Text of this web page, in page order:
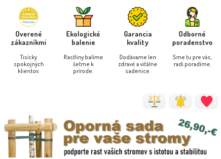
Overené
zákazníkmi
Tisícky
spokojných
klientov.
Ekologické
balenie
Rastliny balíme
šetrne k
prírode.
Garancia
kvality
Dodávame len
zdravé a vitálne
sadenice.
Odborné
poradenstvo
Sme tu pre vás,
radi poradíme.